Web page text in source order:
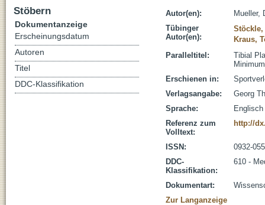
Autor(en):
Mueller,
Tübinger
Autor(en):
Kraus,
Paralleltitel:
Tibial
Erschienen in:
Verlagsangabe:
Georg
Sprache:
Englisch
Referenz zum
Volltext:
http://
ISSN:
0932-
DDC-
Klassifikation:
610 -
Dokumentart:
Zur Langanzeige
Stöbern
Dokumentanzeige
Erscheinungsdatum
Autoren
Titel
DDC-Klassifikation